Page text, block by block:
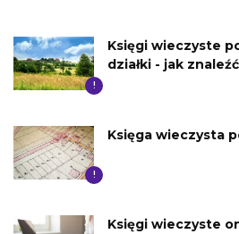
!
Księgi wieczyste
działki - jak
!
Księga wieczysta
Księgi wieczyste